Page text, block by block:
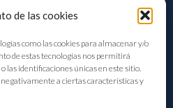
de las cookies
como las cookies para almacenar y/o
de estas tecnologías nos permitirá
las identificaciones únicas en este sitio.
a ciertas características y